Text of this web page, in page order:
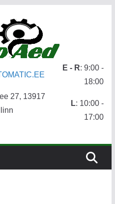
27, 13917
E - R: 9:00 -
18:00
L: 10:00 -
17:00